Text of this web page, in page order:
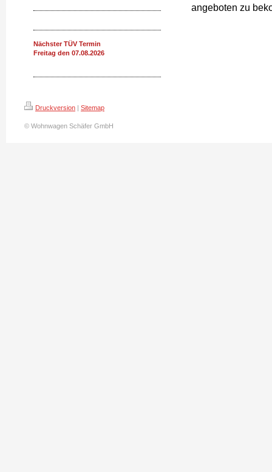
Nächster TÜV Termin
Freitag den 07.08.2026
angeboten zu
Druckversion | Sitemap
© Wohnwagen Schäfer GmbH